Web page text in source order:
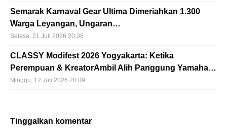
Semarak Karnaval Gear Ultima Dimeriahkan 1.300
Warga Leyangan, Ungaran…
Selasa, 21 Juli 2026 20:38
CLASSY Modifest 2026 Yogyakarta: Ketika
Perempuan & KreatorAmbil Alih Panggung Yamaha…
Minggu, 12 Juli 2026 20:09
Tinggalkan komentar